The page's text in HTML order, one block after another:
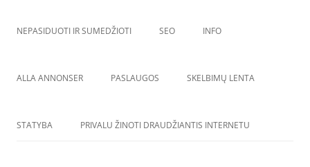
NEPASIDUOTI IR SUMEDŽIOTI SEO INFO
ALLA ANNONSER PASLAUGOS SKELBIMŲ LENTA
STATYBA PRIVALU ŽINOTI DRAUDŽIANTIS INTERNETU